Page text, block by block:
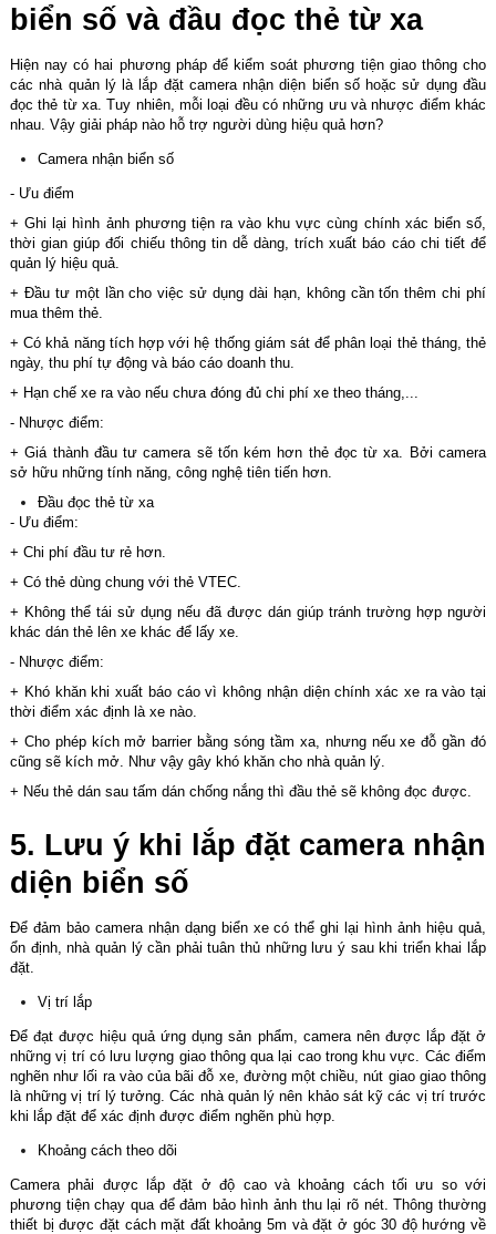
biển số và đầu đọc thẻ từ xa
Hiện nay có hai phương pháp để kiểm soát phương tiện giao thông cho
các nhà quản lý là lắp đặt camera nhận diện biển số hoặc sử dụng đầu
đọc thẻ từ xa. Tuy nhiên, mỗi loại đều có những ưu và nhược điểm khác
nhau. Vậy giải pháp nào hỗ trợ người dùng hiệu quả hơn?
Camera nhận biển số
- Ưu điểm
+ Ghi lại hình ảnh phương tiện ra vào khu vực cùng chính xác biển số,
thời gian giúp đối chiếu thông tin dễ dàng, trích xuất báo cáo chi tiết để
quản lý hiệu quả.
+ Đầu tư một lần cho việc sử dụng dài hạn, không cần tốn thêm chi phí
mua thêm thẻ.
+ Có khả năng tích hợp với hệ thống giám sát để phân loại thẻ tháng, thẻ
ngày, thu phí tự động và báo cáo doanh thu.
+ Hạn chế xe ra vào nếu chưa đóng đủ chi phí xe theo tháng,...
- Nhược điểm:
+ Giá thành đầu tư camera sẽ tốn kém hơn thẻ đọc từ xa. Bởi camera
sở hữu những tính năng, công nghệ tiên tiến hơn.
Đầu đọc thẻ từ xa
- Ưu điểm:
+ Chi phí đầu tư rẻ hơn.
+ Có thẻ dùng chung với thẻ VTEC.
+ Không thể tái sử dụng nếu đã được dán giúp tránh trường hợp người
khác dán thẻ lên xe khác để lấy xe.
- Nhược điểm:
+ Khó khăn khi xuất báo cáo vì không nhận diện chính xác xe ra vào tại
thời điểm xác định là xe nào.
+ Cho phép kích mở barrier bằng sóng tầm xa, nhưng nếu xe đỗ gần đó
cũng sẽ kích mở. Như vậy gây khó khăn cho nhà quản lý.
+ Nếu thẻ dán sau tấm dán chống nắng thì đầu thẻ sẽ không đọc được.
5. Lưu ý khi lắp đặt camera nhận
diện biển số
Để đảm bảo camera nhận dạng biển xe có thể ghi lại hình ảnh hiệu quả,
ổn định, nhà quản lý cần phải tuân thủ những lưu ý sau khi triển khai lắp
đặt.
Vị trí lắp
Để đạt được hiệu quả ứng dụng sản phẩm, camera nên được lắp đặt ở
những vị trí có lưu lượng giao thông qua lại cao trong khu vực. Các điểm
nghẽn như lối ra vào của bãi đỗ xe, đường một chiều, nút giao giao thông
là những vị trí lý tưởng. Các nhà quản lý nên khảo sát kỹ các vị trí trước
khi lắp đặt để xác định được điểm nghẽn phù hợp.
Khoảng cách theo dõi
Camera phải được lắp đặt ở độ cao và khoảng cách tối ưu so với
phương tiện chạy qua để đảm bảo hình ảnh thu lại rõ nét. Thông thường
thiết bị được đặt cách mặt đất khoảng 5m và đặt ở góc 30 độ hướng về